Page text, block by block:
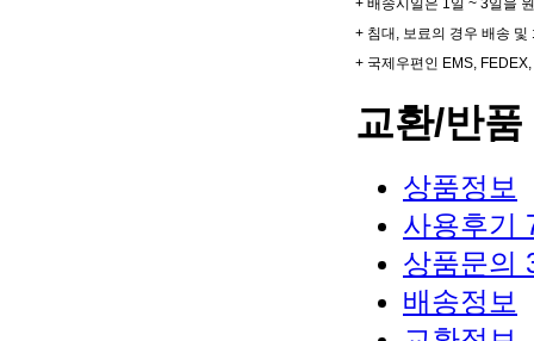
+ 배송시일은 1일 ~ 3일을
+ 침대, 보료의 경우 배송
+ 국제우편인 EMS,
교환/반품
상품정보
사용후기
상품문의
배송정보